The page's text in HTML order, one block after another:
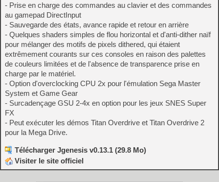
- Prise en charge des commandes au clavier et des commandes
au gamepad DirectInput
- Sauvegarde des états, avance rapide et retour en arrière
- Quelques shaders simples de flou horizontal et d'anti-dither naïf
pour mélanger des motifs de pixels dithered, qui étaient
extrêmement courants sur ces consoles en raison des palettes
de couleurs limitées et de l'absence de transparence prise en
charge par le matériel.
- Option d'overclocking CPU 2x pour l'émulation Sega Master
System et Game Gear
- Surcadençage GSU 2-4x en option pour les jeux SNES Super
FX
- Peut exécuter les démos Titan Overdrive et Titan Overdrive 2
pour la Mega Drive.
Télécharger Jgenesis v0.13.1 (29.8 Mo)
Visiter le site officiel